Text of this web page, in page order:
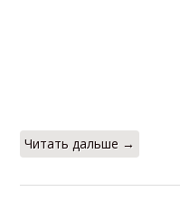
Читать дальше →